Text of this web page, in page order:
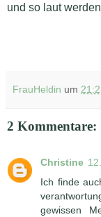
und so laut
FrauHeldin um
2 Kommentare:
Christine
Ich finde
gewissen